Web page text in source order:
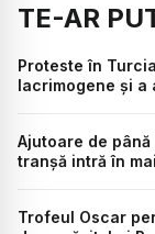
TE-AR
Proteste în
lacrimogene și a
Ajutoare de
tranșă intră în
Trofeul Oscar